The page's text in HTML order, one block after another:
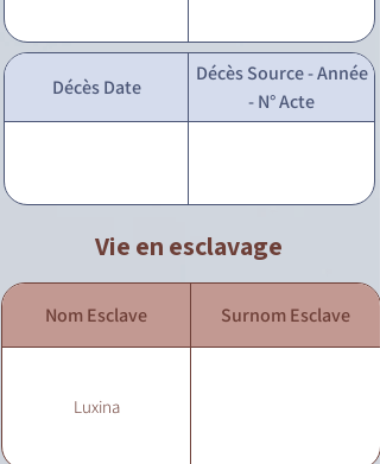
Décès Date
Décès Source - Année
- N° Acte
Vie en esclavage
Nom Esclave Surnom Esclave
Luxina